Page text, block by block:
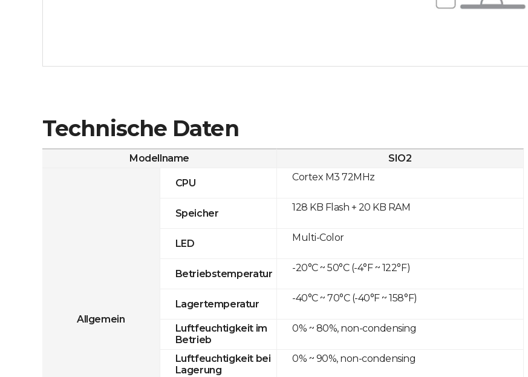
Technische Daten
Modellname
Allgemein
CPU
Speicher
LED
Betriebstemperatur
Lagertemperatur
Luftfeuchtigkeit im
Betrieb
Luftfeuchtigkeit bei
Lagerung
SIO2
Cortex M3 72MHz
128 KB Flash + 20 KB RAM
Multi-Color
-20°C ~ 50°C (-4°F ~ 122°F)
-40°C ~ 70°C (-40°F ~ 158°F)
0% ~ 80%, non-condensing
0% ~ 90%, non-condensing